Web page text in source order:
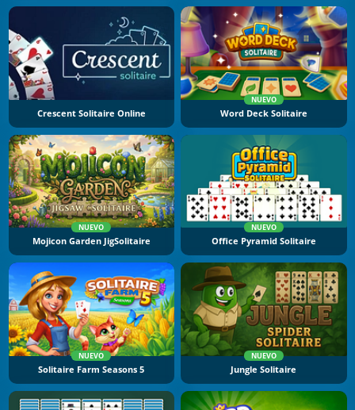
Crescent Solitaire Online
NUEVO
Word Deck Solitaire
NUEVO
Mojicon Garden JigSolitaire
NUEVO
Office Pyramid Solitaire
NUEVO
Solitaire Farm Seasons 5
NUEVO
Jungle Solitaire